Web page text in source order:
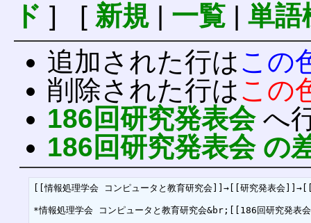
ド ] [ 新規| 一覧| 単語
追加された行はこの
削除された行はこの
186回研究発表会へ
186回研究発表会 の
[[情報処理学会 コンピュータと教育研究会]]→[[研究発表会
*情報処理学会 コンピュータと教育研究会&br;[[186回研究発